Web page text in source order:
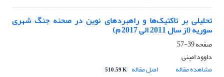
تحلیلی بر تاکتیک‌ها و راهبردهای نوین در صحنه جنگ شهری
سوریه (از سال 2011 الی 2017 م)
صفحه39-57
داوود امینی
مشاهده مقاله
اصل مقاله 510.59 K